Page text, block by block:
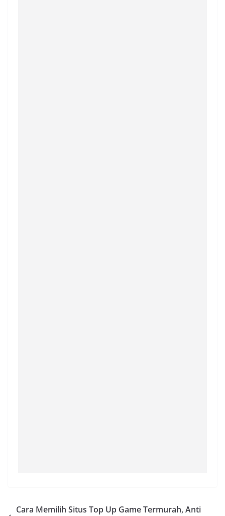
Cara Memilih Situs Top Up Game Termurah, Anti